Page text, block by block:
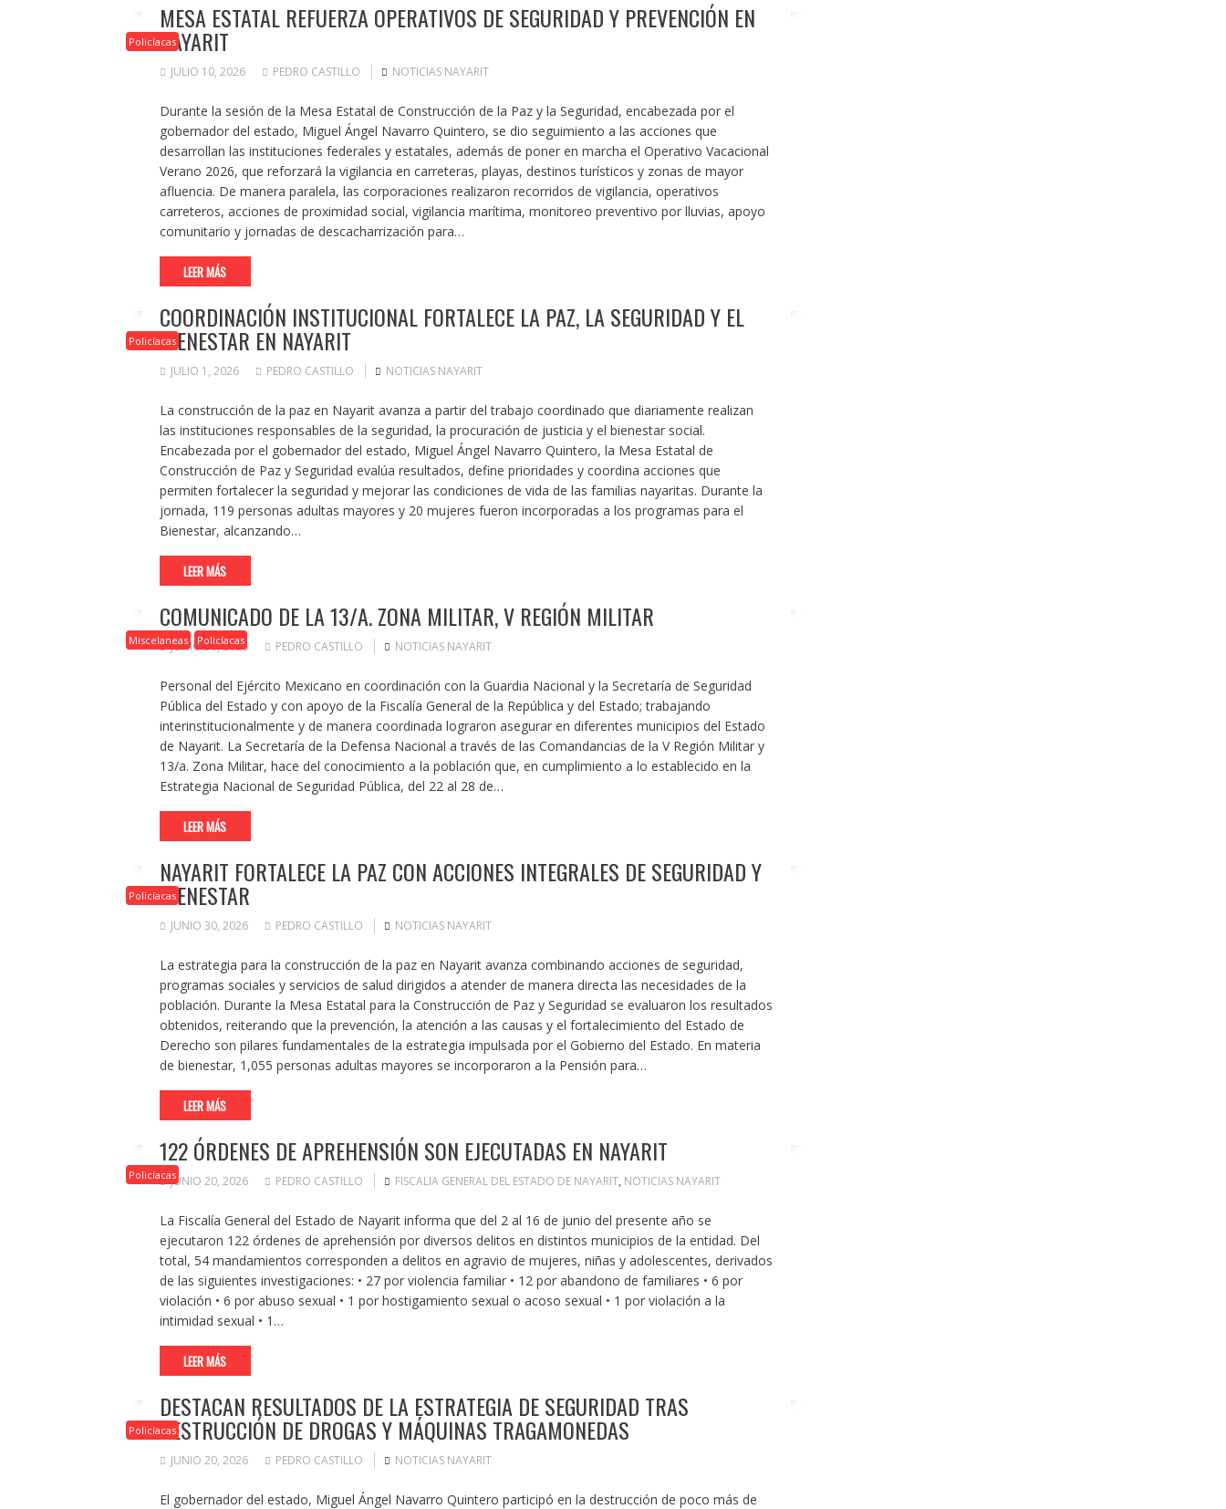
Policíacas
MESA ESTATAL REFUERZA OPERATIVOS DE SEGURIDAD Y PREVENCIÓN EN
NAYARIT
JULIO 10, 2026 PEDRO CASTILLO NOTICIAS NAYARIT
Durante la sesión de la Mesa Estatal de Construcción de la Paz y la Seguridad, encabezada por el
gobernador del estado, Miguel Ángel Navarro Quintero, se dio seguimiento a las acciones que
desarrollan las instituciones federales y estatales, además de poner en marcha el Operativo Vacacional
Verano 2026, que reforzará la vigilancia en carreteras, playas, destinos turísticos y zonas de mayor
afluencia. De manera paralela, las corporaciones realizaron recorridos de vigilancia, operativos
carreteros, acciones de proximidad social, vigilancia marítima, monitoreo preventivo por lluvias, apoyo
comunitario y jornadas de descacharrización para…
LEER MÁS
Policíacas
COORDINACIÓN INSTITUCIONAL FORTALECE LA PAZ, LA SEGURIDAD Y EL
BIENESTAR EN NAYARIT
JULIO 1, 2026 PEDRO CASTILLO NOTICIAS NAYARIT
La construcción de la paz en Nayarit avanza a partir del trabajo coordinado que diariamente realizan
las instituciones responsables de la seguridad, la procuración de justicia y el bienestar social.
Encabezada por el gobernador del estado, Miguel Ángel Navarro Quintero, la Mesa Estatal de
Construcción de Paz y Seguridad evalúa resultados, define prioridades y coordina acciones que
permiten fortalecer la seguridad y mejorar las condiciones de vida de las familias nayaritas. Durante la
jornada, 119 personas adultas mayores y 20 mujeres fueron incorporadas a los programas para el
Bienestar, alcanzando…
LEER MÁS
Miscelaneas Policíacas
COMUNICADO DE LA 13/A. ZONA MILITAR, V REGIÓN MILITAR
JUNIO 30, 2026 PEDRO CASTILLO NOTICIAS NAYARIT
Personal del Ejército Mexicano en coordinación con la Guardia Nacional y la Secretaría de Seguridad
Pública del Estado y con apoyo de la Fiscalía General de la República y del Estado; trabajando
interinstitucionalmente y de manera coordinada lograron asegurar en diferentes municipios del Estado
de Nayarit. La Secretaría de la Defensa Nacional a través de las Comandancias de la V Región Militar y
13/a. Zona Militar, hace del conocimiento a la población que, en cumplimiento a lo establecido en la
Estrategia Nacional de Seguridad Pública, del 22 al 28 de…
LEER MÁS
Policíacas
NAYARIT FORTALECE LA PAZ CON ACCIONES INTEGRALES DE SEGURIDAD Y
BIENESTAR
JUNIO 30, 2026 PEDRO CASTILLO NOTICIAS NAYARIT
La estrategia para la construcción de la paz en Nayarit avanza combinando acciones de seguridad,
programas sociales y servicios de salud dirigidos a atender de manera directa las necesidades de la
población. Durante la Mesa Estatal para la Construcción de Paz y Seguridad se evaluaron los resultados
obtenidos, reiterando que la prevención, la atención a las causas y el fortalecimiento del Estado de
Derecho son pilares fundamentales de la estrategia impulsada por el Gobierno del Estado. En materia
de bienestar, 1,055 personas adultas mayores se incorporaron a la Pensión para…
LEER MÁS
Policíacas
122 ÓRDENES DE APREHENSIÓN SON EJECUTADAS EN NAYARIT
JUNIO 20, 2026 PEDRO CASTILLO FISCALIA GENERAL DEL ESTADO DE NAYARIT, NOTICIAS NAYARIT
La Fiscalía General del Estado de Nayarit informa que del 2 al 16 de junio del presente año se
ejecutaron 122 órdenes de aprehensión por diversos delitos en distintos municipios de la entidad. Del
total, 54 mandamientos corresponden a delitos en agravio de mujeres, niñas y adolescentes, derivados
de las siguientes investigaciones: •⁠ ⁠27 por violencia familiar •⁠ ⁠12 por abandono de familiares •⁠ ⁠6 por
violación •⁠ ⁠6 por abuso sexual •⁠ ⁠1 por hostigamiento sexual o acoso sexual •⁠ ⁠1 por violación a la
intimidad sexual •⁠ ⁠1…
LEER MÁS
Policíacas
DESTACAN RESULTADOS DE LA ESTRATEGIA DE SEGURIDAD TRAS
DESTRUCCIÓN DE DROGAS Y MÁQUINAS TRAGAMONEDAS
JUNIO 20, 2026 PEDRO CASTILLO NOTICIAS NAYARIT
El gobernador del estado, Miguel Ángel Navarro Quintero participó en la destrucción de poco más de